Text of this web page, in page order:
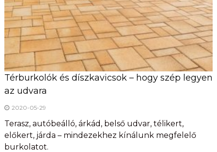
Térburkolók és díszkavicsok – hogy szép legyen
az udvara
2020-05-29
Terasz, autóbeálló, árkád, belső udvar, télikert,
előkert, járda – mindezekhez kínálunk megfelelő
burkolatot.